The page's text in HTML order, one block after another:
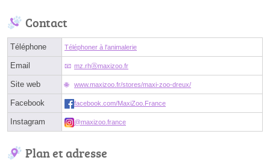
Contact
Téléphone Téléphoner à l'animalerie
Email mz.rhⓐmaxizoo.fr
Site web www.maxizoo.fr/stores/maxi-zoo-dreux/
Facebook facebook.com/MaxiZoo.France
Instagram @maxizoo.france
Plan et adresse